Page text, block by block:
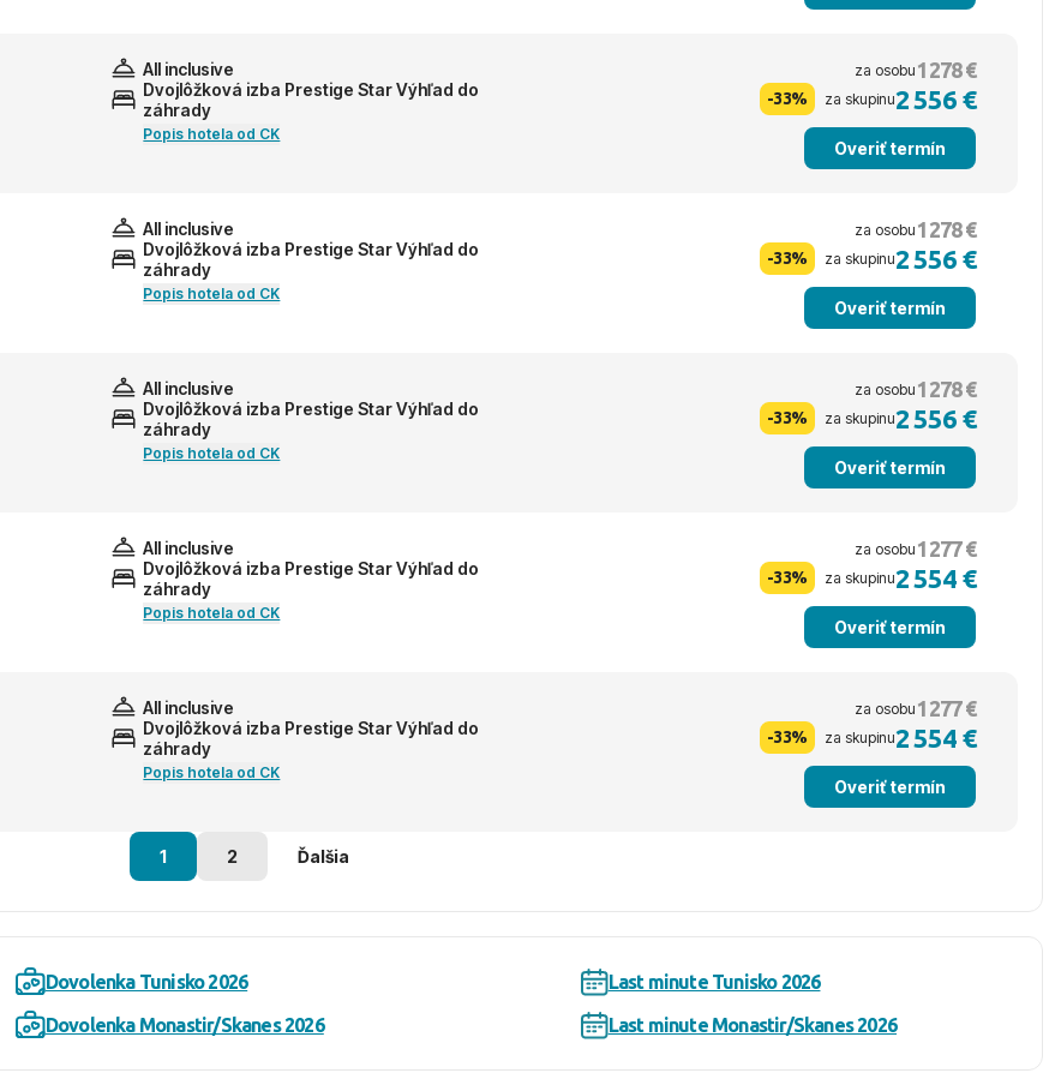
All inclusive
Dvojlôžková izba Prestige Star Výhľad do
záhrady
Popis hotela od CK
za osobu 1 278 €
-33% za skupinu2 556 €
Overiť termín
All inclusive
Dvojlôžková izba Prestige Star Výhľad do
záhrady
Popis hotela od CK
za osobu 1 278 €
-33% za skupinu2 556 €
Overiť termín
All inclusive
Dvojlôžková izba Prestige Star Výhľad do
záhrady
Popis hotela od CK
za osobu 1 278 €
-33% za skupinu2 556 €
Overiť termín
All inclusive
Dvojlôžková izba Prestige Star Výhľad do
záhrady
Popis hotela od CK
za osobu 1 277 €
-33% za skupinu2 554 €
Overiť termín
All inclusive
Dvojlôžková izba Prestige Star Výhľad do
záhrady
Popis hotela od CK
za osobu 1 277 €
-33% za skupinu2 554 €
Overiť termín
1 2 Ďalšia
Dovolenka Tunisko 2026
Last minute Tunisko 2026
Dovolenka Monastir/Skanes 2026
Last minute Monastir/Skanes 2026